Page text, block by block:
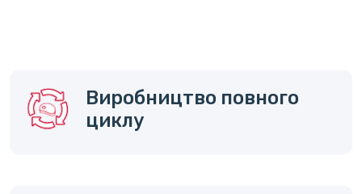
Виробництво повного
циклу